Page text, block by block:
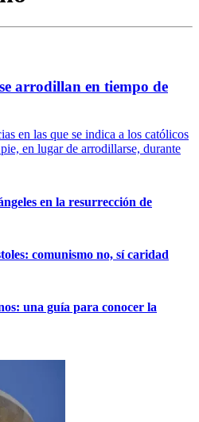
arrodillan en tiempo de
en las que se indica a los católicos
en lugar de arrodillarse, durante
en la resurrección de
comunismo no, sí caridad
una guía para conocer la